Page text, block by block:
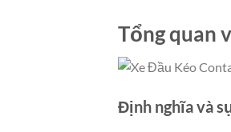
Tổng quan
Định nghĩa và